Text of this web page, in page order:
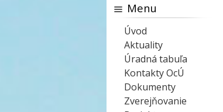
Menu
Úvod
Aktuality
Úradná tabuľa
Kontakty OcÚ
Dokumenty
Zverejňovanie